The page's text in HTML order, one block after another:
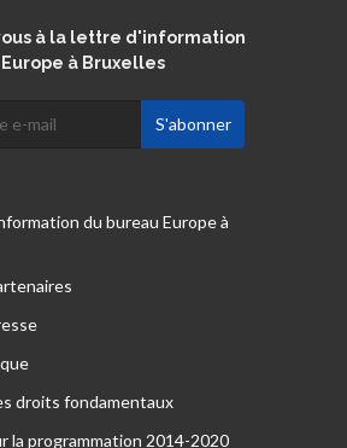
à la lettre d'information
à Bruxelles
du bureau Europe à
droits fondamentaux
la programmation 2014-2020